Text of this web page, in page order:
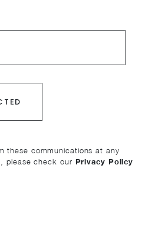
these communications at any
please check our Privacy Policy